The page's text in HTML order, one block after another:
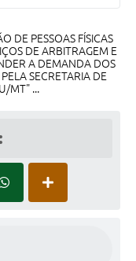
DE PESSOAS FÍSICAS
DE ARBITRAGEM E
A DEMANDA DOS
SECRETARIA DE
MT" ...